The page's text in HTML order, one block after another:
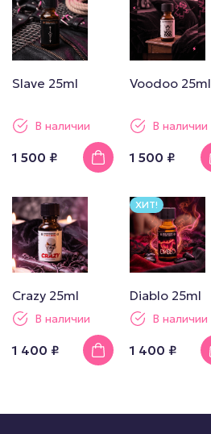
Slave 25ml
В наличии
1 500 ₽
Voodoo 25ml
В наличии
1 500 ₽
Crazy 25ml
В наличии
1 400 ₽
ХИТ!
Diablo 25ml
В наличии
1 400 ₽